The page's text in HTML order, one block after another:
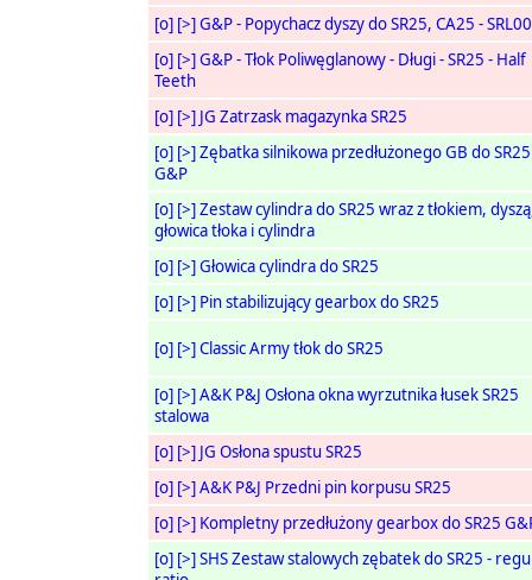
[o] [>]G&P - Popychacz dyszy do SR25, CA25 -
[o] [>]G&P - Tłok Poliwęglanowy - Długi - SR25 - Half
Teeth
[o] [>] JG Zatrzask magazynka SR25
[o] [>]Zębatka silnikowa przedłużonego GB do SR25
G&P
[o] [>]Zestaw cylindra do SR25 wraz z tłokiem,
głowica tłoka i cylindra
[o] [>]Głowica cylindra do SR25
[o] [>] Pin stabilizujący gearbox do SR25
[o] [>]Classic Army tłok do SR25
[o] [>]A&K P&J Osłona okna wyrzutnika łusek SR25
stalowa
[o] [>] JG Osłona spustu SR25
[o] [>]A&K P&J Przedni pin korpusu SR25
[o] [>] Kompletny przedłużony gearbox do SR25
[o] [>]SHS Zestaw stalowych zębatek do SR25 -